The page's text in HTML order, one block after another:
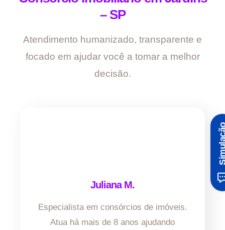
– SP
Atendimento humanizado, transparente e
focado em ajudar você a tomar a melhor
decisão.
Juliana M.
Especialista em consórcios de imóveis.
Atua há mais de 8 anos ajudando